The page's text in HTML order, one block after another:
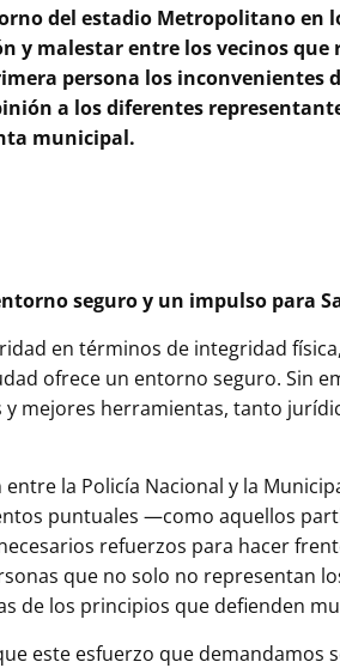
del estadio Metropolitano en
y malestar entre los vecinos
persona los inconvenientes
a los diferentes
municipal.
seguro y un impulso para
en términos de integridad
ofrece un entorno seguro. Sin
y mejores herramientas, tanto
la Policía Nacional y la
puntuales —como aquellos
refuerzos para hacer
que no solo no representan
de los principios que defienden
este esfuerzo que demandamos